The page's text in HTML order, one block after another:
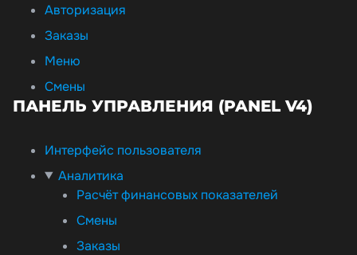
Авторизация
Заказы
Меню
Смены
ПАНЕЛЬ УПРАВЛЕНИЯ (PANEL V4)
Интерфейс пользователя
Аналитика
Расчёт финансовых показателей
Смены
Заказы